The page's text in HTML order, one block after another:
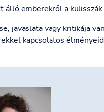
álló emberekről a
javaslata vagy kritikája
kapcsolatos